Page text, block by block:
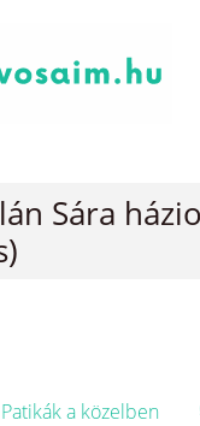
Sára
Patikák a közelben